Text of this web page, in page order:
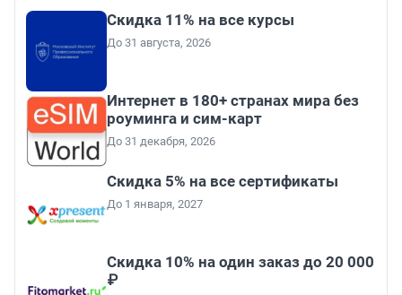
Скидка 11% на все курсы
До 31 августа, 2026
Интернет в 180+ странах мира без
роуминга и сим-карт
До 31 декабря, 2026
Скидка 5% на все сертификаты
До 1 января, 2027
Скидка 10% на один заказ до 20 000
₽